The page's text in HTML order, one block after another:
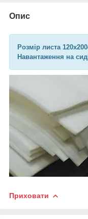
Опис
Розмір листа
Навантаження на
Приховати